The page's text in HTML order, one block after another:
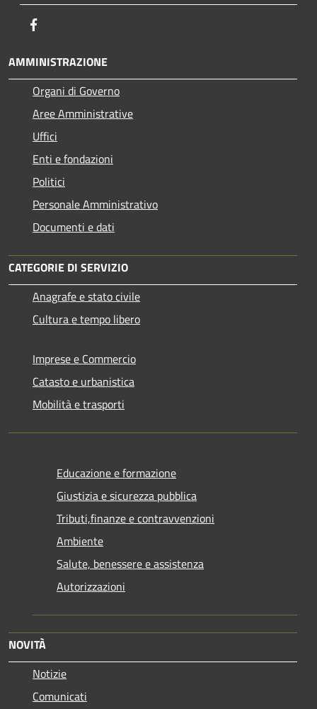
AMMINISTRAZIONE
Organi di Governo
Aree Amministrative
Uffici
Enti e fondazioni
Politici
Personale Amministrativo
Documenti e dati
CATEGORIE DI SERVIZIO
Anagrafe e stato civile
Cultura e tempo libero
Imprese e Commercio
Catasto e urbanistica
Mobilità e trasporti
Educazione e formazione
Giustizia e sicurezza pubblica
Tributi,finanze e contravvenzioni
Ambiente
Salute, benessere e assistenza
Autorizzazioni
NOVITÀ
Notizie
Comunicati